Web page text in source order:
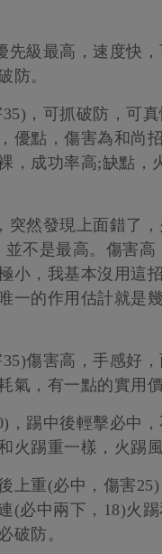
先級最高，速度快
防。
，可抓破防，可
優點，傷害為和尚
，成功率高;缺點，
突然發現上面錯了
並不是最高。傷害高
小，我基本沒用這
一的作用估計就是
傷害高，手感好
氣，有一點的實用價
，踢中後輕擊必中
火踢重一樣，火踢風
上重(必中，傷害
(必中兩下，18)火
破防。